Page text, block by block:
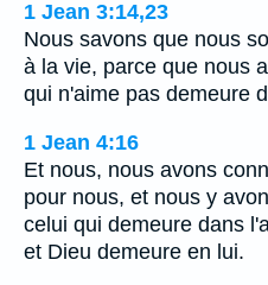
1 Jean 3:14,23
Nous savons que nous
à la vie, parce que nous
qui n'aime pas demeure
1 Jean 4:16
Et nous, nous avons
pour nous, et nous y
celui qui demeure dans
et Dieu demeure en lui.